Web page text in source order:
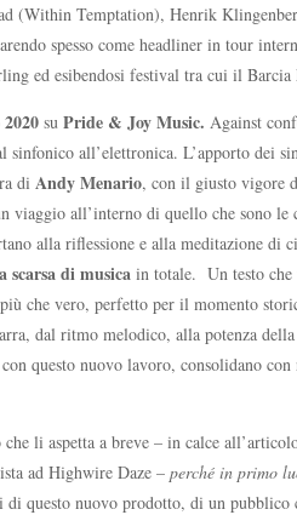
Temptation), Henrik
spesso come headliner in tour
ed esibendosi festival tra cui il
su Pride & Joy Music. Against
all’elettronica. L’apporto
di Andy Menario, con il giusto vigore
all’interno di quello che sono
alla riflessione e alla meditazione di
scarsa di musica in totale. Un testo che
che vero, perfetto per il momento
dal ritmo melodico, alla potenza
questo nuovo lavoro, consolidano
li aspetta a breve – in calce
ad Highwire Daze – perché in primo
di questo nuovo prodotto, di un pubblico